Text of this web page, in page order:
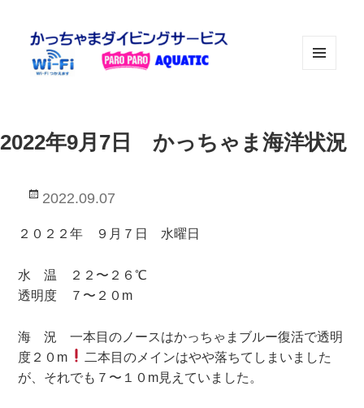
2022年9月7日 かっちゃま海洋状況
投
2022.09.07
２０２２年 ９月７日 水曜日
水 温 ２２〜２６℃
透明度 ７〜２０m
海 況 一本目のノースはかっちゃまブルー復活で透明
度２０m
二本目のメインはやや落ちてしまいました
が、それでも７〜１０m見えていました。